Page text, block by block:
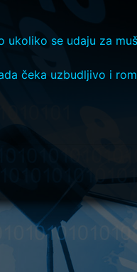
ukoliko se udaju za
čeka uzbudljivo i